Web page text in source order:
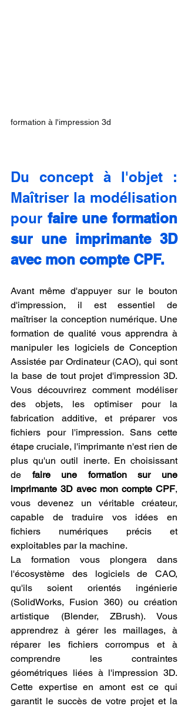
formation à l'impression 3d
Du concept à l'objet :
Maîtriser la modélisation
pour faire une formation
sur une imprimante 3D
avec mon compte CPF.
Avant même d'appuyer sur le bouton
d'impression, il est essentiel de
maîtriser la conception numérique. Une
formation de qualité vous apprendra à
manipuler les logiciels de Conception
Assistée par Ordinateur (CAO), qui sont
la base de tout projet d'impression 3D.
Vous découvrirez comment modéliser
des objets, les optimiser pour la
fabrication additive, et préparer vos
fichiers pour l'impression. Sans cette
étape cruciale, l'imprimante n'est rien de
plus qu'un outil inerte. En choisissant
de faire une formation sur une
imprimante 3D avec mon compte CPF,
vous devenez un véritable créateur,
capable de traduire vos idées en
fichiers numériques précis et
exploitables par la machine.
La formation vous plongera dans
l'écosystème des logiciels de CAO,
qu'ils soient orientés ingénierie
(SolidWorks, Fusion 360) ou création
artistique (Blender, ZBrush). Vous
apprendrez à gérer les maillages, à
réparer les fichiers corrompus et à
comprendre les contraintes
géométriques liées à l'impression 3D.
Cette expertise en amont est ce qui
garantit le succès de votre projet et la